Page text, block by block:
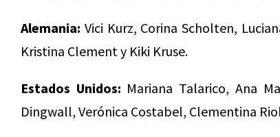
Alemania: Vici Kurz, Corina Scholten,
Kristina Clement y Kiki Kruse.
Estados Unidos: Mariana Talarico, Ana
Dingwall, Verónica Costabel, Clementina